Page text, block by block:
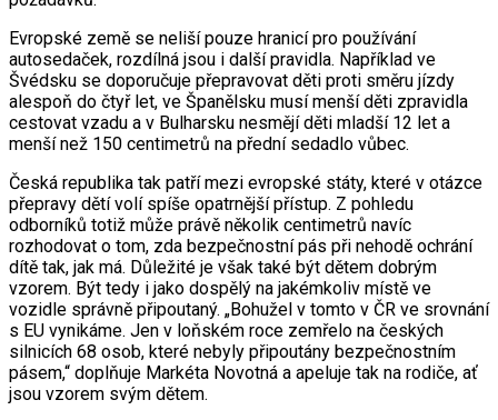
Evropské země se neliší pouze hranicí pro používání
autosedaček, rozdílná jsou i další pravidla. Například ve
Švédsku se doporučuje přepravovat děti proti směru jízdy
alespoň do čtyř let, ve Španělsku musí menší děti zpravidla
cestovat vzadu a v Bulharsku nesmějí děti mladší 12 let a
menší než 150 centimetrů na přední sedadlo vůbec.
Česká republika tak patří mezi evropské státy, které v otázce
přepravy dětí volí spíše opatrnější přístup. Z pohledu
odborníků totiž může právě několik centimetrů navíc
rozhodovat o tom, zda bezpečnostní pás při nehodě ochrání
dítě tak, jak má. Důležité je však také být dětem dobrým
vzorem. Být tedy i jako dospělý na jakémkoliv místě ve
vozidle správně připoutaný. „Bohužel v tomto v ČR ve srovnání
s EU vynikáme. Jen v loňském roce zemřelo na českých
silnicích 68 osob, které nebyly připoutány bezpečnostním
pásem,“ doplňuje Markéta Novotná a apeluje tak na rodiče, ať
jsou vzorem svým dětem.